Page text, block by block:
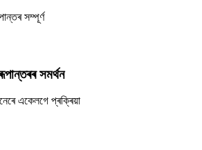
সম্পূৰ্ণ
সমৰ্থন
একেলগে প্ৰক্ৰিয়া